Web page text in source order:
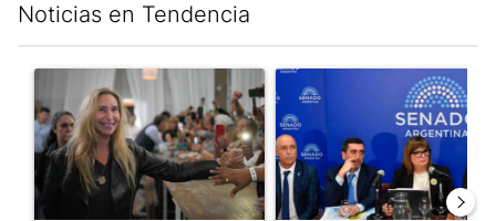
Noticias en Tendencia
Un artículo de tendencia con el título "Karina Milei vuelve al
Un artículo de tendencia con